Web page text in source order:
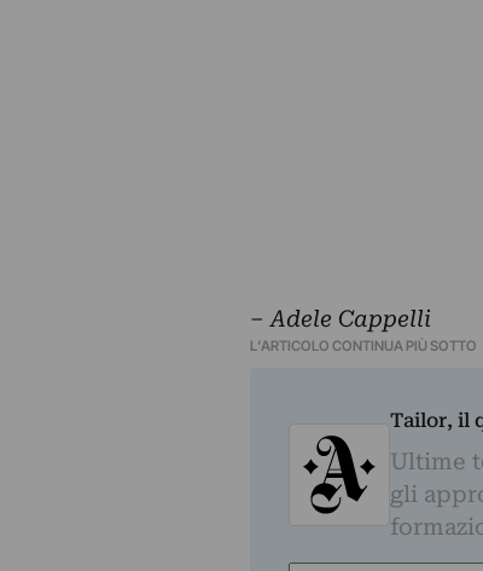
‒Adele Cappelli
L'ARTICOLO CONTINUA PIÙ SOTTO
Tailor, il
Ultime
gli